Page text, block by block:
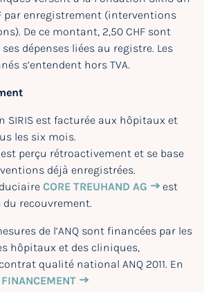
par enregistrement (interventions
De ce montant, 2,50 CHF sont
ses dépenses liées au registre. Les
s’entendent hors TVA.
SIRIS est facturée aux hôpitaux et
les six mois.
perçu rétroactivement et se base
déjà enregistrées.
CORE TREUHAND AG
est
du recouvrement.
de l’ANQ sont financées par les
hôpitaux et des cliniques,
qualité national ANQ 2011. En